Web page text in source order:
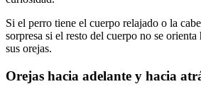
Si el perro tiene el cuerpo relajado o la
sorpresa si el resto del cuerpo no se
sus orejas.
Orejas hacia adelante y hacia